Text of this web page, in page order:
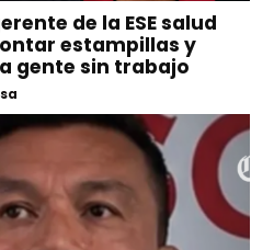
de la ESE salud
estampillas y
gente sin trabajo